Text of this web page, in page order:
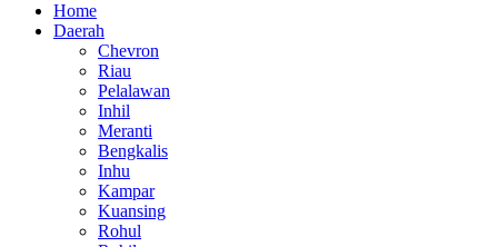
Home
Daerah
Chevron
Riau
Pelalawan
Inhil
Meranti
Bengkalis
Inhu
Kampar
Kuansing
Rohul